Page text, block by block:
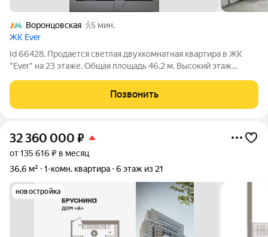
Воронцовская
5 мин.
ЖК Ever
Id 66428. Продается светлая двухкомнатная квартира в ЖК
"Ever" на 23 этаже. Общая площадь 46,2 м. Высокий этаж
воплотить любой вариант планировки ЖК Ever расположен в
Позвонить
32 360 000 ₽
от 135 616 ₽ в месяц
36,6 м²
1-комн. квартира 6 этаж из 21
новостройка